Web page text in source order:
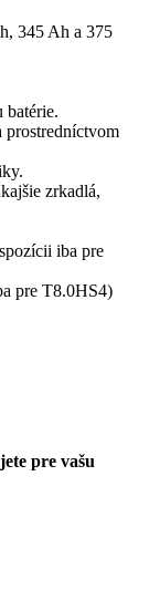
345 Ah a 375
batérie.
prostredníctvom
zrkadlá,
iba pre
pre T8.0HS4)
pre vašu